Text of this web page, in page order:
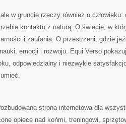
w gruncie rzeczy również o
kontaktu z naturą. O świecie, w
i zaufania. O przestrzeni, gdzie
nauki, emocji i rozwoju. Equi Verso
odpowiedzialny i niezwykle
strona internetowa dla
opiece nad końmi, treningowi,